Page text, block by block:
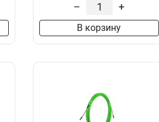
– +
В корзину